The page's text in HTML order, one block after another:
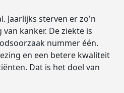
Jaarlijks sterven er zo'n
kanker. De ziekte is
nummer één.
en een betere kwaliteit
Dat is het doel van